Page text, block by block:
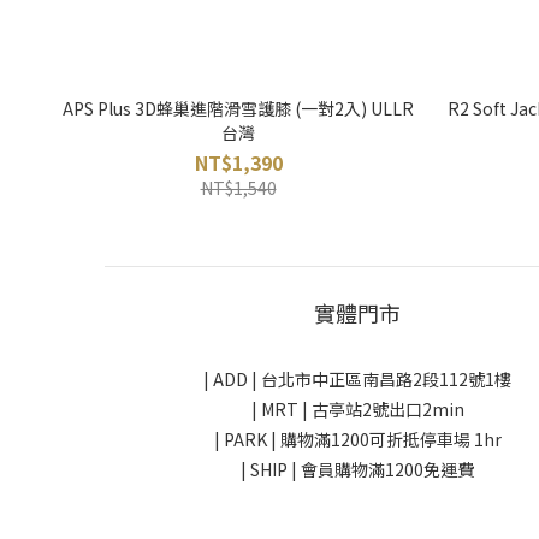
APS Plus 3D蜂巢進階滑雪護膝 (一對2入) ULLR
台灣
NT$1,390
NT$1,540
R2 Soft
實體門市
| ADD | 台北市中正區南昌路2段112號1樓
| MRT | 古亭站2號出口2min
| PARK | 購物滿1200可折抵停車場 1hr
| SHIP | 會員購物滿1200免運費